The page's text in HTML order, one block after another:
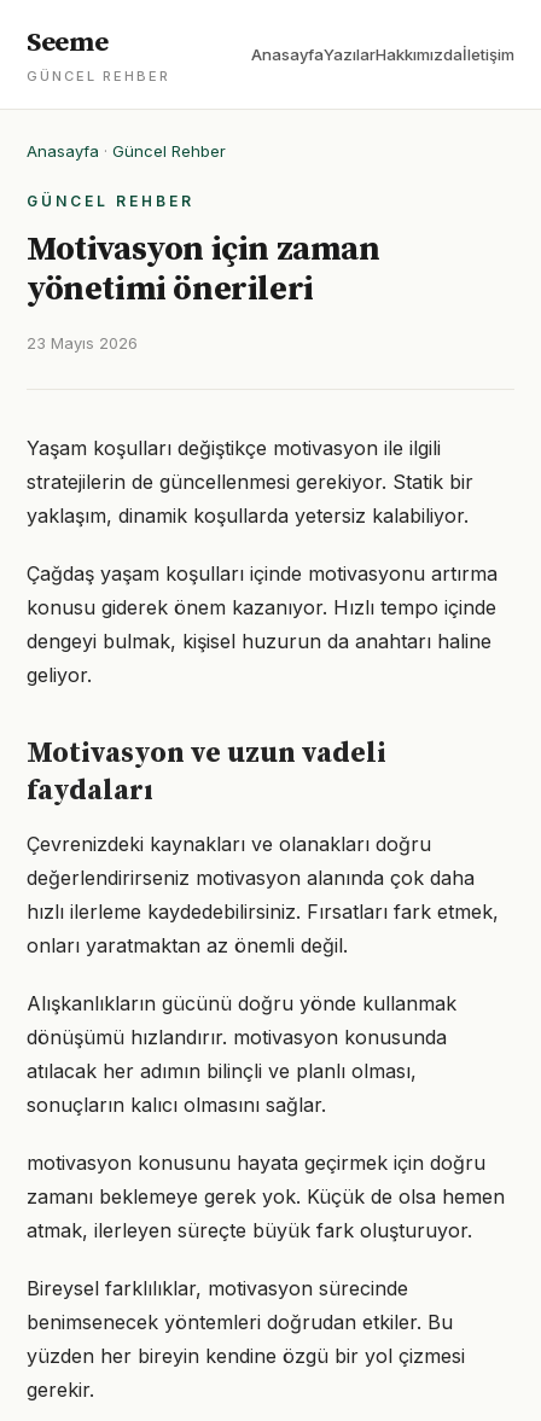
Seeme
GÜNCEL REHBER
AnasayfaYazılarHakkımızdaİletişim
Anasayfa · Güncel Rehber
GÜNCEL REHBER
Motivasyon için zaman
yönetimi önerileri
23 Mayıs 2026
Yaşam koşulları değiştikçe motivasyon ile ilgili
stratejilerin de güncellenmesi gerekiyor. Statik bir
yaklaşım, dinamik koşullarda yetersiz kalabiliyor.
Çağdaş yaşam koşulları içinde motivasyonu artırma
konusu giderek önem kazanıyor. Hızlı tempo içinde
dengeyi bulmak, kişisel huzurun da anahtarı haline
geliyor.
Motivasyon ve uzun vadeli
faydaları
Çevrenizdeki kaynakları ve olanakları doğru
değerlendirirseniz motivasyon alanında çok daha
hızlı ilerleme kaydedebilirsiniz. Fırsatları fark etmek,
onları yaratmaktan az önemli değil.
Alışkanlıkların gücünü doğru yönde kullanmak
dönüşümü hızlandırır. motivasyon konusunda
atılacak her adımın bilinçli ve planlı olması,
sonuçların kalıcı olmasını sağlar.
motivasyon konusunu hayata geçirmek için doğru
zamanı beklemeye gerek yok. Küçük de olsa hemen
atmak, ilerleyen süreçte büyük fark oluşturuyor.
Bireysel farklılıklar, motivasyon sürecinde
benimsenecek yöntemleri doğrudan etkiler. Bu
yüzden her bireyin kendine özgü bir yol çizmesi
gerekir.